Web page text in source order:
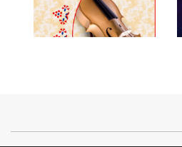
Otwórz formularz